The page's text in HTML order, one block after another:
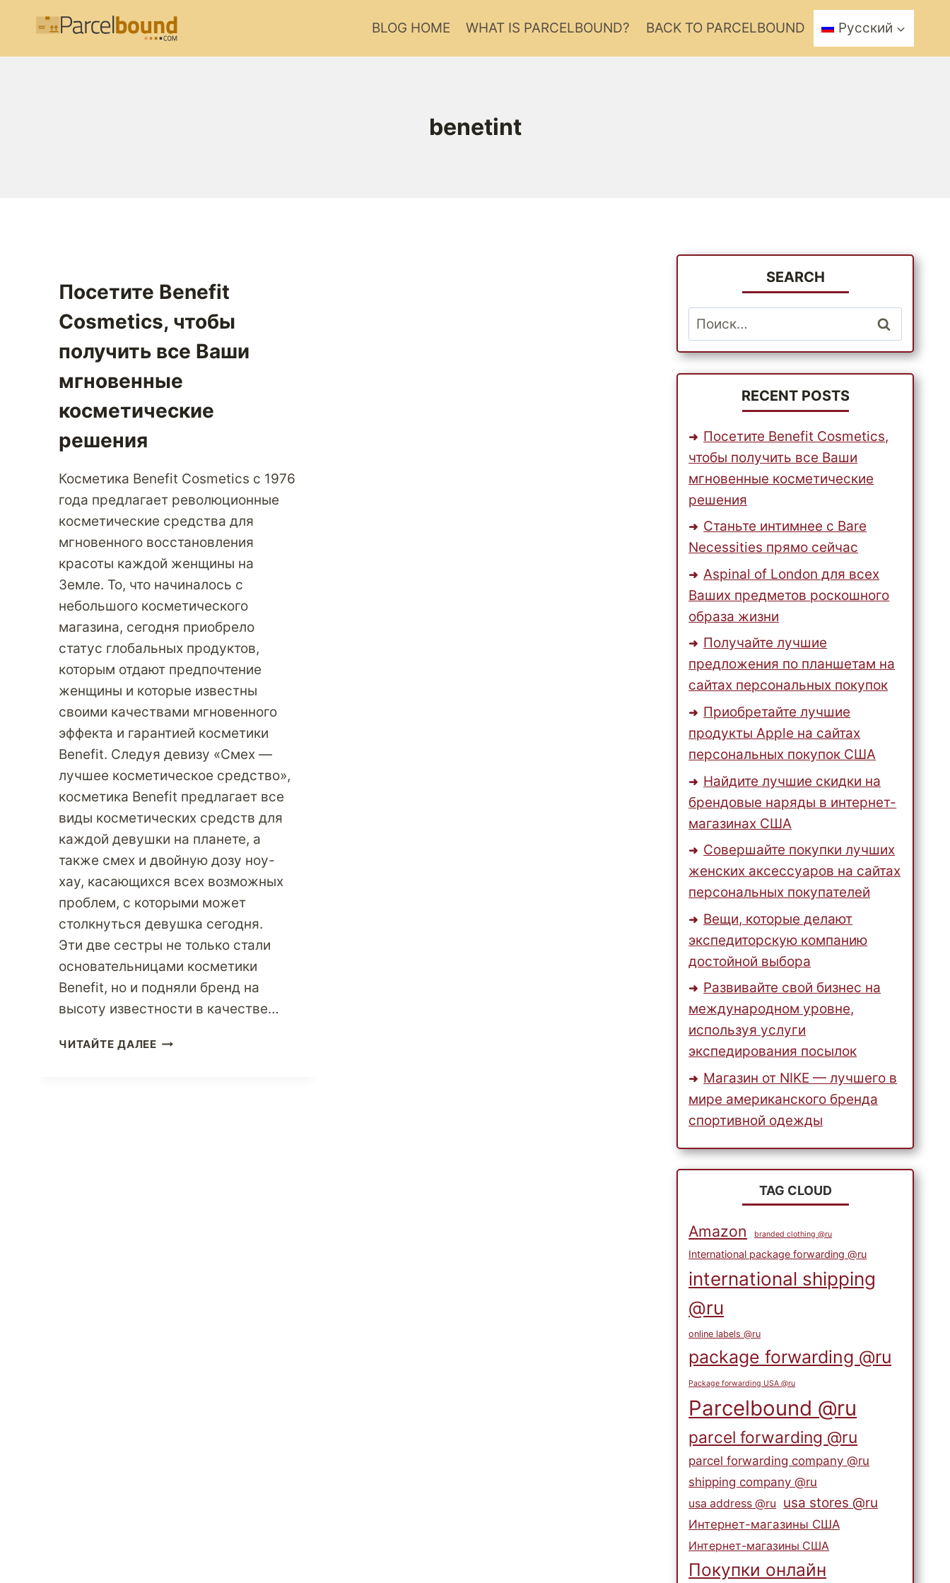
BLOG HOME WHAT IS PARCELBOUND? BACK TO PARCELBOUND Русский
benetint
Посетите Benefit
Cosmetics, чтобы
получить все Ваши
мгновенные
косметические
решения
Косметика Benefit Cosmetics с 1976
года предлагает революционные
косметические средства для
мгновенного восстановления
красоты каждой женщины на
Земле. То, что начиналось с
небольшого косметического
магазина, сегодня приобрело
статус глобальных продуктов,
которым отдают предпочтение
женщины и которые известны
своими качествами мгновенного
эффекта и гарантией косметики
Benefit. Следуя девизу «Смех —
лучшее косметическое средство»,
косметика Benefit предлагает все
виды косметических средств для
каждой девушки на планете, а
также смех и двойную дозу ноу-
хау, касающихся всех возможных
проблем, с которыми может
столкнуться девушка сегодня.
Эти две сестры не только стали
основательницами косметики
Benefit, но и подняли бренд на
высоту известности в качестве…
ЧИТАЙТЕ ДАЛЕЕПОСЕТИТЕ
SEARCH
Найти:
RECENT POSTS
Посетите Benefit Cosmetics,
чтобы получить все Ваши
мгновенные косметические
решения
Станьте интимнее с Bare
Necessities прямо сейчас
Aspinal of London для всех
Ваших предметов роскошного
образа жизни
Получайте лучшие
предложения по планшетам на
сайтах персональных покупок
Приобретайте лучшие
продукты Apple на сайтах
персональных покупок США
Найдите лучшие скидки на
брендовые наряды в интернет-
магазинах США
Совершайте покупки лучших
женских аксессуаров на сайтах
персональных покупателей
Вещи, которые делают
экспедиторскую компанию
достойной выбора
Развивайте свой бизнес на
международном уровне,
используя услуги
экспедирования посылок
Магазин от NIKE — лучшего в
мире американского бренда
спортивной одежды
TAG CLOUD
Amazon branded clothing @ru
International package forwarding @ru
international shipping
@ru
online labels @ru
package forwarding @ru
Package forwarding USA @ru
Parcelbound @ru
parcel forwarding @ru
parcel forwarding company @ru
shipping company @ru
usa address @ru usa stores @ru
Интернет-магазины США
Интернет-магазины США
Покупки онлайн